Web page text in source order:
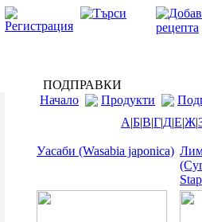
ПОДПРАВКИ
Начало
Продукти
А|Б|В|Г|Д|Е|Ж|
Уасаби (Wasabia japonica)